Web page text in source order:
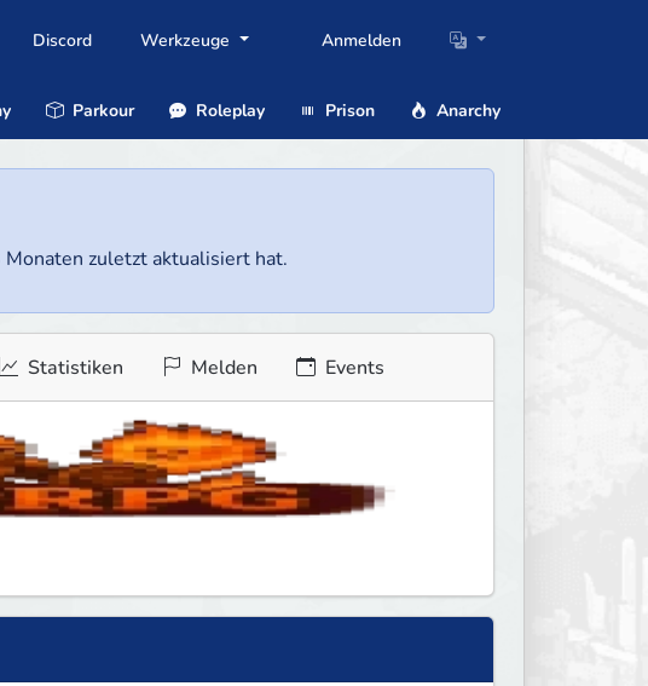
Discord Werkzeuge Anmelden
Parkour Roleplay Prison Anarchy
zuletzt aktualisiert hat.
Statistiken Melden Events